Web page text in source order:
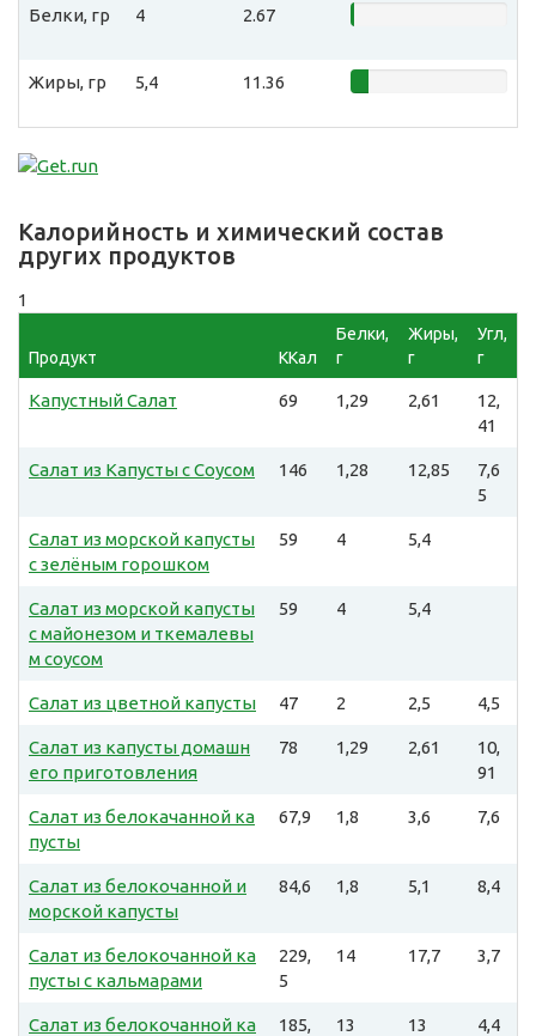
Белки, гр 4 2.67
Жиры, гр 5,4 11.36
Калорийность и химический состав
других продуктов
1
Продукт ККал
Белки,
г
Жиры,
г
Угл,
г
Капустный Салат 69 1,29 2,61
12,
41
Салат из Капусты с Соусом 146 1,28 12,85
7,6
5
Салат из морской капусты
с зелёным горошком
59 4 5,4
Салат из морской капусты
с майонезом и ткемалевы
м соусом
59 4 5,4
Салат из цветной капусты 47 2 2,5 4,5
Салат из капусты домашн
его приготовления
78 1,29 2,61
10,
91
Салат из белокачанной ка
пусты
67,9 1,8 3,6 7,6
Салат из белокочанной и
морской капусты
84,6 1,8 5,1 8,4
Салат из белокочанной ка
пусты с кальмарами
229,
5
14 17,7 3,7
Салат из белокочанной ка
185,
13 13 4,4